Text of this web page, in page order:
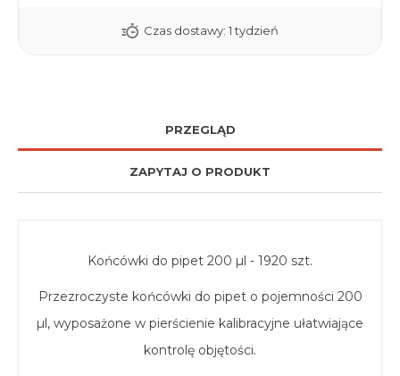
Czas dostawy: 1 tydzień
PRZEGLĄD
ZAPYTAJ O PRODUKT
Końcówki do pipet 200 µl - 1920 szt.
Przezroczyste końcówki do pipet o pojemności 200
µl, wyposażone w pierścienie kalibracyjne ułatwiające
kontrolę objętości.